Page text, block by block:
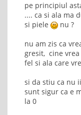
pe principiul
.... ca si ala ma
si piele
nu ?
nu am zis ca
gresit, cine
fel si ala care
si da stiu ca nu
sunt sigur ca e
la 0